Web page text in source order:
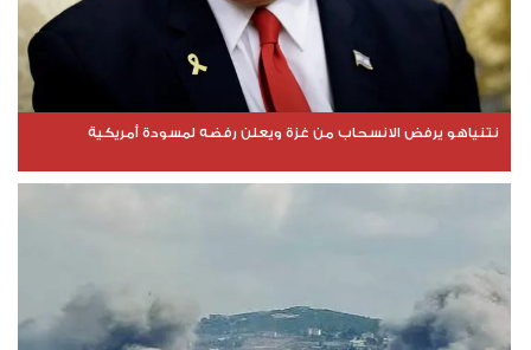
نتنياهو يرفض الانسحاب من غزة ويعلن رفضه لمسودة أمريكية